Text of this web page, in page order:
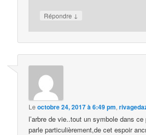
Répondre ↓
Leoctobre 24, 2017 à 6:49 pm,
l’arbre de vie..tout un symbole dans
parle particulièrement,de cet espoir